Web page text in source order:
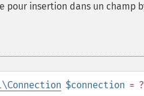
pour insertion dans un champ
$connection = ?